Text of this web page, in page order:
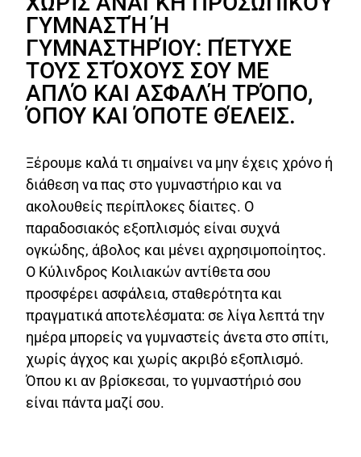
ΓΥΜΝΑΣΤΉ Ή
ΓΥΜΝΑΣΤΗΡΊΟΥ: ΠΈΤΥΧΕ
ΤΟΥΣ ΣΤΌΧΟΥΣ ΣΟΥ ΜΕ
ΑΠΛΌ ΚΑΙ ΑΣΦΑΛΉ ΤΡΌΠΟ,
ΌΠΟΥ ΚΑΙ ΌΠΟΤΕ ΘΈΛΕΙΣ.
Ξέρουμε καλά τι σημαίνει να μην έχεις χρόνο ή
διάθεση να πας στο γυμναστήριο και να
ακολουθείς περίπλοκες δίαιτες. Ο
παραδοσιακός εξοπλισμός είναι συχνά
ογκώδης, άβολος και μένει αχρησιμοποίητος.
Ο Κύλινδρος Κοιλιακών αντίθετα σου
προσφέρει ασφάλεια, σταθερότητα και
πραγματικά αποτελέσματα: σε λίγα λεπτά την
ημέρα μπορείς να γυμναστείς άνετα στο σπίτι,
χωρίς άγχος και χωρίς ακριβό εξοπλισμό.
Όπου κι αν βρίσκεσαι, το γυμναστήριό σου
είναι πάντα μαζί σου.